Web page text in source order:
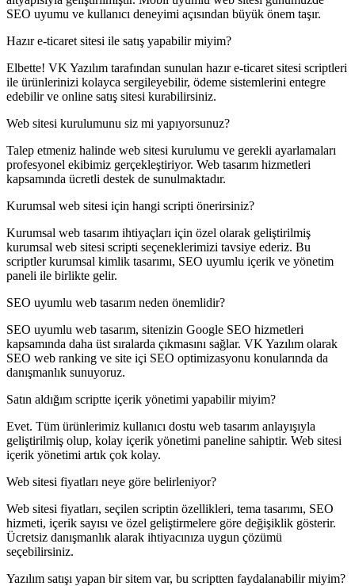
SEO uyumu ve kullanıcı deneyimi açısından büyük önem taşır.
Hazır e-ticaret sitesi ile satış yapabilir miyim?
Elbette! VK Yazılım tarafından sunulan hazır e-ticaret sitesi scriptleri
ile ürünlerinizi kolayca sergileyebilir, ödeme sistemlerini entegre
edebilir ve online satış sitesi kurabilirsiniz.
Web sitesi kurulumunu siz mi yapıyorsunuz?
Talep etmeniz halinde web sitesi kurulumu ve gerekli ayarlamaları
profesyonel ekibimiz gerçekleştiriyor. Web tasarım hizmetleri
kapsamında ücretli destek de sunulmaktadır.
Kurumsal web sitesi için hangi scripti önerirsiniz?
Kurumsal web tasarım ihtiyaçları için özel olarak geliştirilmiş
kurumsal web sitesi scripti seçeneklerimizi tavsiye ederiz. Bu
scriptler kurumsal kimlik tasarımı, SEO uyumlu içerik ve yönetim
paneli ile birlikte gelir.
SEO uyumlu web tasarım neden önemlidir?
SEO uyumlu web tasarım, sitenizin Google SEO hizmetleri
kapsamında daha üst sıralarda çıkmasını sağlar. VK Yazılım olarak
SEO web ranking ve site içi SEO optimizasyonu konularında da
danışmanlık sunuyoruz.
Satın aldığım scriptte içerik yönetimi yapabilir miyim?
Evet. Tüm ürünlerimiz kullanıcı dostu web tasarım anlayışıyla
geliştirilmiş olup, kolay içerik yönetimi paneline sahiptir. Web sitesi
içerik yönetimi artık çok kolay.
Web sitesi fiyatları neye göre belirleniyor?
Web sitesi fiyatları, seçilen scriptin özellikleri, tema tasarımı, SEO
hizmeti, içerik sayısı ve özel geliştirmelere göre değişiklik gösterir.
Ücretsiz danışmanlık alarak ihtiyacınıza uygun çözümü
seçebilirsiniz.
Yazılım satışı yapan bir sitem var, bu scriptten faydalanabilir miyim?